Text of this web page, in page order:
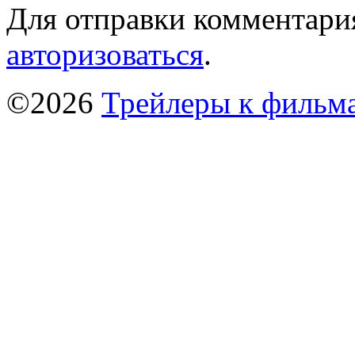
Для отправки
авторизоваться.
©2026 Трейлеры к